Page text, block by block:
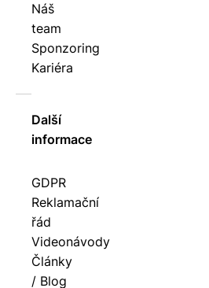
Náš
team
Sponzoring
Kariéra
Další
informace
GDPR
Reklamační
řád
Videonávody
Články
/ Blog